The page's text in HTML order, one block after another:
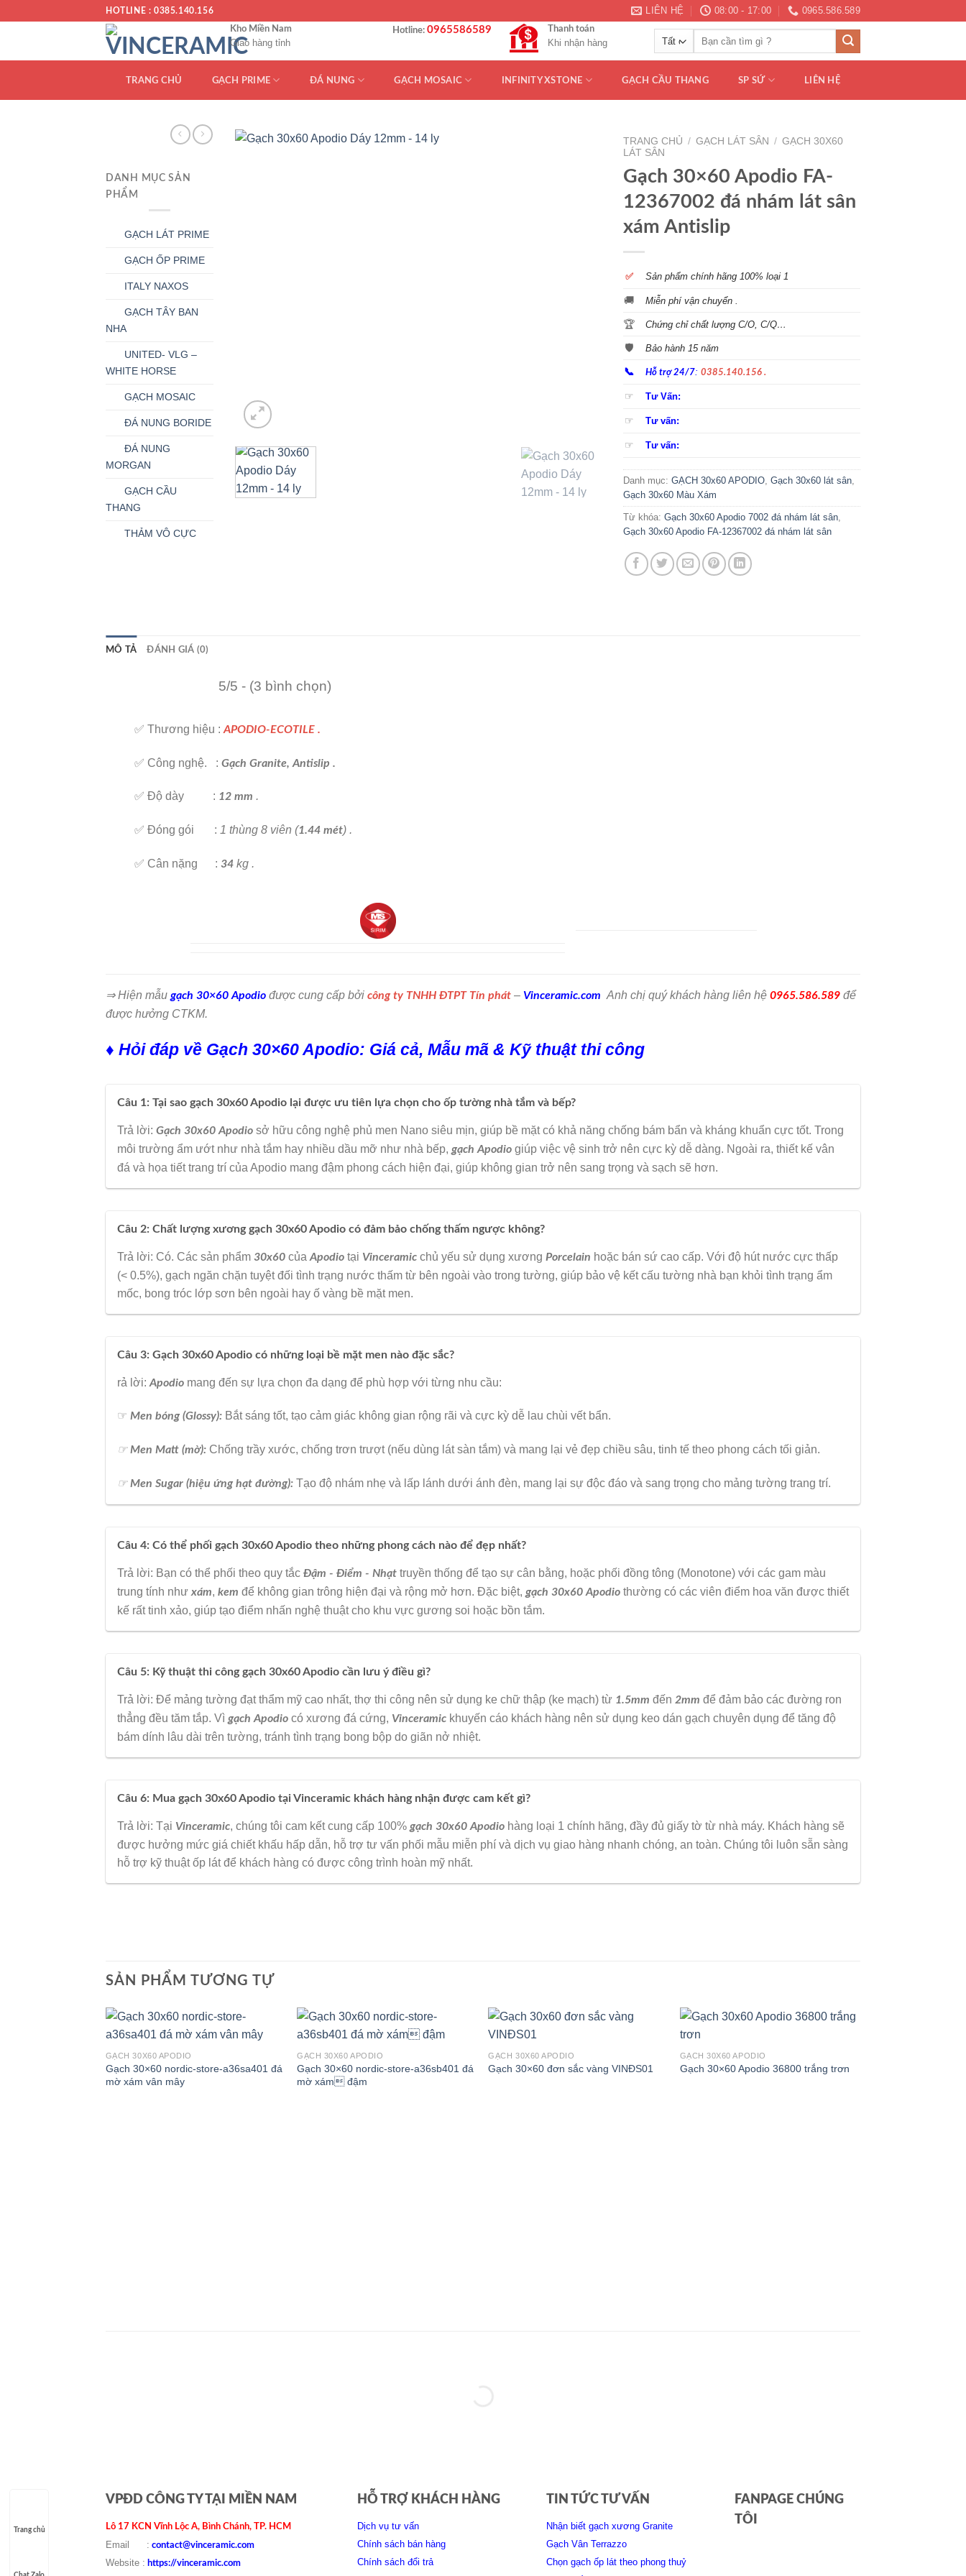
dung
HOTLINE : 0385.140.156 LIÊN HỆ 08:00 - 17:00 0965.586.589
Kho Miền Nam
Giao hàng tỉnh
Hotline: 0965586589 Thanh toán
Khi nhận hàng
kiếm:
TRANG CHỦ GẠCH PRIME ĐÁ NUNG GẠCH MOSAIC INFINITY XSTONE GẠCH CẦU THANG SP SỨ LIÊN HỆ
DANH MỤC SẢN
PHẨM
GẠCH LÁT PRIME
GẠCH ỐP PRIME
ITALY NAXOS
GẠCH TÂY BAN
NHA
UNITED- VLG –
WHITE HORSE
GẠCH MOSAIC
ĐÁ NUNG BORIDE
ĐÁ NUNG
MORGAN
GẠCH CẦU
THANG
THẢM VÔ CỰC
TRANG CHỦ / GẠCH LÁT SÂN / GẠCH 30X60
LÁT SÂN
Gạch 30×60 Apodio FA-
12367002 đá nhám lát sân
xám Antislip
✅ Sản phẩm chính hãng 100% loại 1
🚚 Miễn phí vận chuyển .
🏆 Chứng chỉ chất lượng C/O, C/Q…
🛡️ Bảo hành 15 năm
📞 Hỗ trợ 24/7:0385.140.156 .
☞ Tư Vấn:
☞ Tư vấn:
☞ Tư vấn:
Danh mục: GẠCH 30x60 APODIO Gạch 30x60 lát sân
Gạch 30x60 Màu Xám
Từ khóa: Gạch 30x60 Apodio 7002 đá nhám lát sân
Gạch 30x60 Apodio FA-12367002 đá nhám lát sân
MÔ TẢ ĐÁNH GIÁ (0)
5/5 - (3 bình chọn)
✅ Thương hiệu : APODIO-ECOTILE .
✅ Công nghệ. : Gạch Granite, Antislip .
✅ Độ dày : 12 mm .
✅ Đóng gói : 1 thùng 8 viên (1.44 mét) .
✅ Cân nặng : 34 kg .
⇒ Hiện mẫu gạch 30×60 Apodio được cung cấp bởi công ty TNHH ĐTPT Tín phát – Vinceramic.com Anh chị quý khách hàng liên hệ 0965.586.589 để
được hưởng CTKM.
♦ Hỏi đáp về Gạch 30×60 Apodio: Giá cả, Mẫu mã & Kỹ thuật thi công
Câu 1: Tại sao gạch 30x60 Apodio lại được ưu tiên lựa chọn cho ốp tường nhà tắm và bếp?
Trả lời: Gạch 30x60 Apodio sở hữu công nghệ phủ men Nano siêu mịn, giúp bề mặt có khả năng chống bám bẩn và kháng khuẩn cực tốt. Trong
môi trường ẩm ướt như nhà tắm hay nhiều dầu mỡ như nhà bếp, gạch Apodio giúp việc vệ sinh trở nên cực kỳ dễ dàng. Ngoài ra, thiết kế vân
đá và họa tiết trang trí của Apodio mang đậm phong cách hiện đại, giúp không gian trở nên sang trọng và sạch sẽ hơn.
Câu 2: Chất lượng xương gạch 30x60 Apodio có đảm bảo chống thấm ngược không?
Trả lời: Có. Các sản phẩm 30x60 của Apodio tại Vinceramic chủ yếu sử dụng xương Porcelain hoặc bán sứ cao cấp. Với độ hút nước cực thấp
(< 0.5%), gạch ngăn chặn tuyệt đối tình trạng nước thấm từ bên ngoài vào trong tường, giúp bảo vệ kết cấu tường nhà bạn khỏi tình trạng ẩm
mốc, bong tróc lớp sơn bên ngoài hay ố vàng bề mặt men.
Câu 3: Gạch 30x60 Apodio có những loại bề mặt men nào đặc sắc?
rả lời: Apodio mang đến sự lựa chọn đa dạng để phù hợp với từng nhu cầu:
☞ Men bóng (Glossy): Bắt sáng tốt, tạo cảm giác không gian rộng rãi và cực kỳ dễ lau chùi vết bẩn.
☞Men Matt (mờ): Chống trầy xước, chống trơn trượt (nếu dùng lát sàn tắm) và mang lại vẻ đẹp chiều sâu, tinh tế theo phong cách tối giản.
☞Men Sugar (hiệu ứng hạt đường): Tạo độ nhám nhẹ và lấp lánh dưới ánh đèn, mang lại sự độc đáo và sang trọng cho mảng tường trang trí.
Câu 4: Có thể phối gạch 30x60 Apodio theo những phong cách nào để đẹp nhất?
Trả lời: Bạn có thể phối theo quy tắc Đậm - Điểm - Nhạt truyền thống để tạo sự cân bằng, hoặc phối đồng tông (Monotone) với các gam màu
trung tính như xám, kem để không gian trông hiện đại và rộng mở hơn. Đặc biệt, gạch 30x60 Apodio thường có các viên điểm hoa văn được thiết
kế rất tinh xảo, giúp tạo điểm nhấn nghệ thuật cho khu vực gương soi hoặc bồn tắm.
Câu 5: Kỹ thuật thi công gạch 30x60 Apodio cần lưu ý điều gì?
Trả lời: Để mảng tường đạt thẩm mỹ cao nhất, thợ thi công nên sử dụng ke chữ thập (ke mạch) từ 1.5mm đến 2mm để đảm bảo các đường ron
thẳng đều tăm tắp. Vì gạch Apodio có xương đá cứng, Vinceramic khuyến cáo khách hàng nên sử dụng keo dán gạch chuyên dụng để tăng độ
bám dính lâu dài trên tường, tránh tình trạng bong bộp do giãn nở nhiệt.
Câu 6: Mua gạch 30x60 Apodio tại Vinceramic khách hàng nhận được cam kết gì?
Trả lời: Tại Vinceramic, chúng tôi cam kết cung cấp 100% gạch 30x60 Apodio hàng loại 1 chính hãng, đầy đủ giấy tờ từ nhà máy. Khách hàng sẽ
được hưởng mức giá chiết khấu hấp dẫn, hỗ trợ tư vấn phối mẫu miễn phí và dịch vụ giao hàng nhanh chóng, an toàn. Chúng tôi luôn sẵn sàng
hỗ trợ kỹ thuật ốp lát để khách hàng có được công trình hoàn mỹ nhất.
SẢN PHẨM TƯƠNG TỰ
GẠCH 30X60 APODIO
Gạch 30×60 nordic-store-a36sa401 đá
mờ xám vân mây
GẠCH 30X60 APODIO
Gạch 30×60 nordic-store-a36sb401 đá
mờ xám đậm
GẠCH 30X60 APODIO
Gạch 30×60 đơn sắc vàng VINĐS01
GẠCH 30X60 APODIO
Gạch 30×60 Apodio 36800 trắng trơn
VPĐD CÔNG TY TẠI MIỀN NAM
Lô 17 KCN Vĩnh Lộc A, Bình Chánh, TP. HCM
Email : contact@vinceramic.com
Website : https://vinceramic.com
HỖ TRỢ KHÁCH HÀNG
Dịch vụ tư vấn
Chính sách bán hàng
Chính sách đổi trả
TIN TỨC TƯ VẤN
Nhận biết gạch xương Granite
Gạch Vân Terrazzo
Chọn gạch ốp lát theo phong thuỷ
FANPAGE CHÚNG
TÔI
Trang chủ